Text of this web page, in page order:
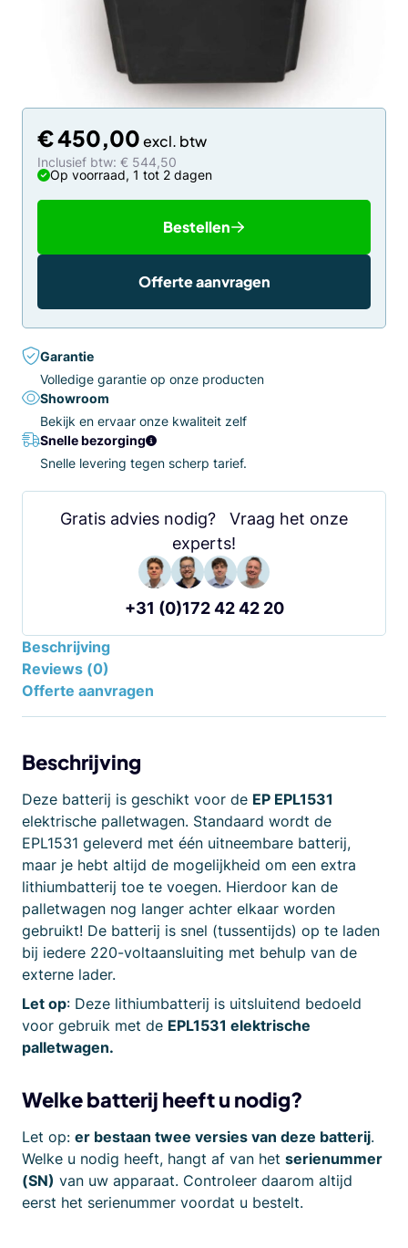
€450,00
Inclusief btw: € 544,50
Op voorraad, 1 tot 2 dagen
Bestellen
Offerte aanvragen
Garantie
Volledige garantie op onze producten
Showroom
Bekijk en ervaar onze kwaliteit zelf
Snelle bezorging
Snelle levering tegen scherp tarief.
Gratis advies nodig? Vraag het onze
experts!
+31 (0)172 42 42 20
Beschrijving
Reviews (0)
Offerte aanvragen
Beschrijving
Deze batterij is geschikt voor de EP EPL1531
elektrische palletwagen. Standaard wordt de
EPL1531 geleverd met één uitneembare batterij,
maar je hebt altijd de mogelijkheid om een extra
lithiumbatterij toe te voegen. Hierdoor kan de
palletwagen nog langer achter elkaar worden
gebruikt! De batterij is snel (tussentijds) op te laden
bij iedere 220-voltaansluiting met behulp van de
externe lader.
Let op: Deze lithiumbatterij is uitsluitend bedoeld
voor gebruik met de EPL1531 elektrische
palletwagen.
Welke batterij heeft u nodig?
Let op: er bestaan twee versies van deze batterij.
Welke u nodig heeft, hangt af van het serienummer
(SN) van uw apparaat. Controleer daarom altijd
eerst het serienummer voordat u bestelt.